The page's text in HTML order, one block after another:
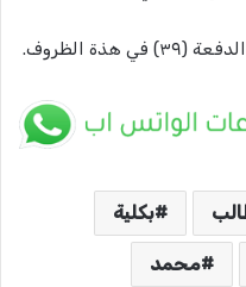
الظروف.
بكلية
محمد